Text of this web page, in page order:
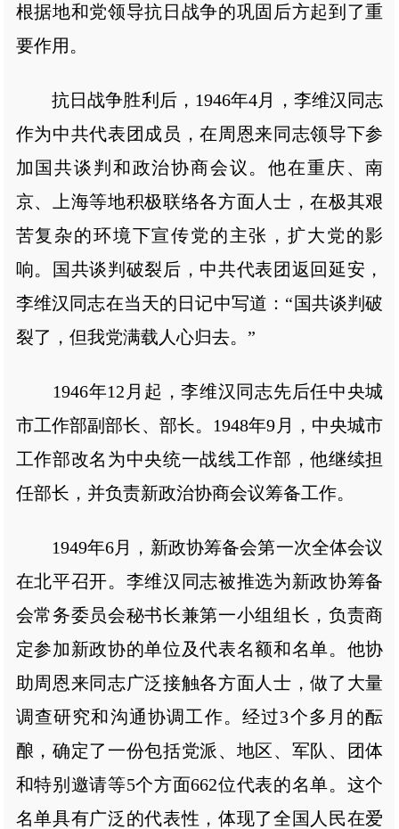
根据地和党领导抗日战争的巩固后方起到了重
要作用。
抗日战争胜利后，1946年4月，李维汉同志
作为中共代表团成员，在周恩来同志领导下参
加国共谈判和政治协商会议。他在重庆、南
京、上海等地积极联络各方面人士，在极其艰
苦复杂的环境下宣传党的主张，扩大党的影
响。国共谈判破裂后，中共代表团返回延安，
李维汉同志在当天的日记中写道：“国共谈判破
裂了，但我党满载人心归去。”
1946年12月起，李维汉同志先后任中央城
市工作部副部长、部长。1948年9月，中央城市
工作部改名为中央统一战线工作部，他继续担
任部长，并负责新政治协商会议筹备工作。
1949年6月，新政协筹备会第一次全体会议
在北平召开。李维汉同志被推选为新政协筹备
会常务委员会秘书长兼第一小组组长，负责商
定参加新政协的单位及代表名额和名单。他协
助周恩来同志广泛接触各方面人士，做了大量
调查研究和沟通协调工作。经过3个多月的酝
酿，确定了一份包括党派、地区、军队、团体
和特别邀请等5个方面662位代表的名单。这个
名单具有广泛的代表性，体现了全国人民在爱